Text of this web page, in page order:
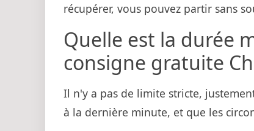
récupérer, vous pouvez partir sans
Quelle est la durée
consigne gratuite
Il n'y a pas de limite stricte,
à la dernière minute, et que les